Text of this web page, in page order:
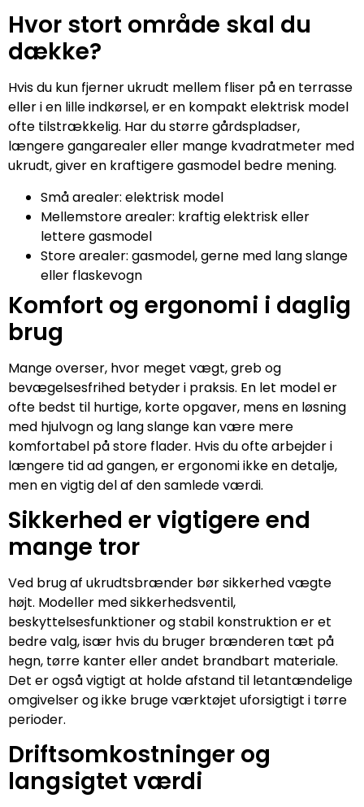
Hvor stort område skal du
dække?
Hvis du kun fjerner ukrudt mellem fliser på en terrasse
eller i en lille indkørsel, er en kompakt elektrisk model
ofte tilstrækkelig. Har du større gårdspladser,
længere gangarealer eller mange kvadratmeter med
ukrudt, giver en kraftigere gasmodel bedre mening.
Små arealer: elektrisk model
Mellemstore arealer: kraftig elektrisk eller
lettere gasmodel
Store arealer: gasmodel, gerne med lang slange
eller flaskevogn
Komfort og ergonomi i daglig
brug
Mange overser, hvor meget vægt, greb og
bevægelsesfrihed betyder i praksis. En let model er
ofte bedst til hurtige, korte opgaver, mens en løsning
med hjulvogn og lang slange kan være mere
komfortabel på store flader. Hvis du ofte arbejder i
længere tid ad gangen, er ergonomi ikke en detalje,
men en vigtig del af den samlede værdi.
Sikkerhed er vigtigere end
mange tror
Ved brug af ukrudtsbrænder bør sikkerhed vægte
højt. Modeller med sikkerhedsventil,
beskyttelsesfunktioner og stabil konstruktion er et
bedre valg, især hvis du bruger brænderen tæt på
hegn, tørre kanter eller andet brandbart materiale.
Det er også vigtigt at holde afstand til letantændelige
omgivelser og ikke bruge værktøjet uforsigtigt i tørre
perioder.
Driftsomkostninger og
langsigtet værdi